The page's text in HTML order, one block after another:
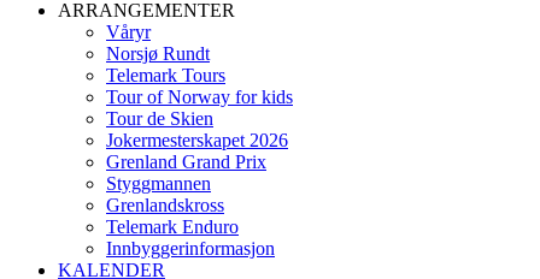
ARRANGEMENTER
Våryr
Norsjø Rundt
Telemark Tours
Tour of Norway for kids
Tour de Skien
Jokermesterskapet 2026
Grenland Grand Prix
Styggmannen
Grenlandskross
Telemark Enduro
Innbyggerinformasjon
KALENDER